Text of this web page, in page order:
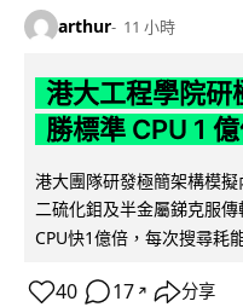
arthur 11 小時
港大工程學院研
勝標準 CPU 1
港大團隊研發極簡架構模
二硫化鉬及半金屬銻克服
CPU快1億倍，每次搜尋耗
40 17 ↗ 分享